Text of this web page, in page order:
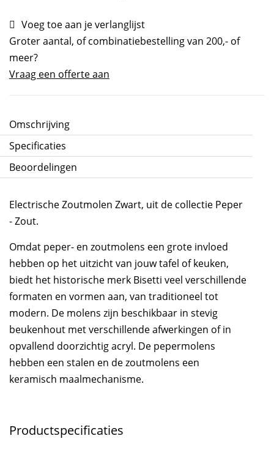
Voeg toe aan je verlanglijst
Groter aantal, of combinatiebestelling van 200,- of
meer?
Vraag een offerte aan
Omschrijving
Specificaties
Beoordelingen
Electrische Zoutmolen Zwart, uit de collectie Peper
- Zout.
Omdat peper- en zoutmolens een grote invloed
hebben op het uitzicht van jouw tafel of keuken,
biedt het historische merk Bisetti veel verschillende
formaten en vormen aan, van traditioneel tot
modern. De molens zijn beschikbaar in stevig
beukenhout met verschillende afwerkingen of in
opvallend doorzichtig acryl. De pepermolens
hebben een stalen en de zoutmolens een
keramisch maalmechanisme.
Productspecificaties